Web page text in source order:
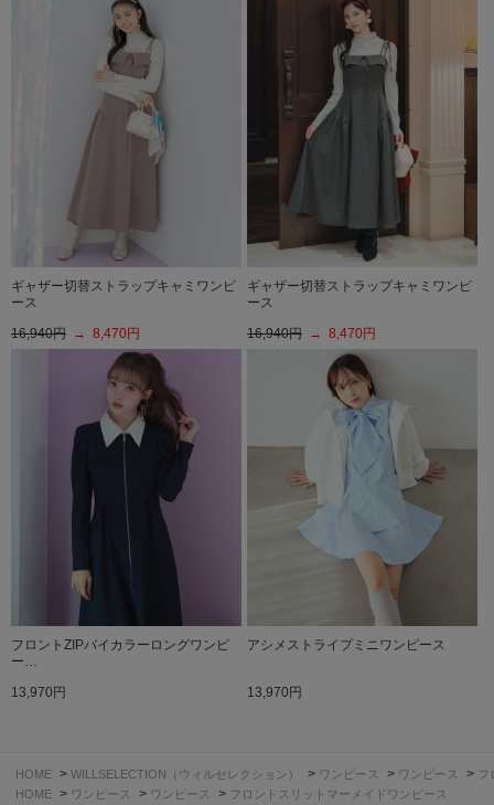
ギャザー切替ストラップキャミワンピ
ース
16,940円 → 8,470円
ギャザー切替ストラップキャミワンピ
ース
16,940円 → 8,470円
フロントZIPバイカラーロングワンピ
ー…
13,970円
アシメストライプミニワンピース
13,970円
HOME > WILLSELECTION（ウィルセレクション） > ワンピース > ワンピース > フ
HOME > ワンピース > ワンピース > フロントスリットマーメイドワンピース